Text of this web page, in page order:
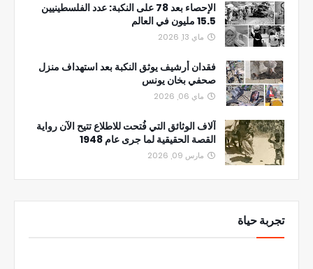
الإحصاء بعد 78 على النكبة: عدد الفلسطينيين
15.5 مليون في العالم
ماي 13, 2026
فقدان أرشيف يوثق النكبة بعد استهداف منزل
صحفي بخان يونس
ماي 06, 2026
آلاف الوثائق التي فُتحت للاطلاع تتيح الآن رواية
القصة الحقيقية لما جرى عام 1948
مارس 09, 2026
تجربة حياة